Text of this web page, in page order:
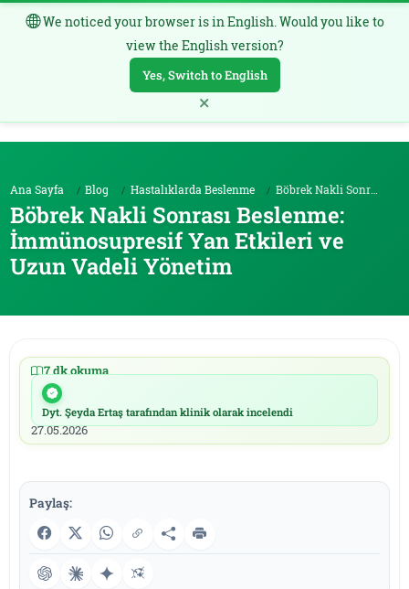
We noticed your browser is in English. Would you like to
view the English version?
Yes, Switch to English
×
TR
Ana Sayfa Blog Hastalıklarda Beslenme Böbrek Nakli Sonrası Beslenme: İmmünosupresif Yan ...
Böbrek Nakli Sonrası Beslenme:
İmmünosupresif Yan Etkileri ve
Uzun Vadeli Yönetim
7 dk okuma
23.05.2026
27.05.2026
Dyt. Şeyda Ertaş tarafından klinik olarak incelendi
Paylaş: